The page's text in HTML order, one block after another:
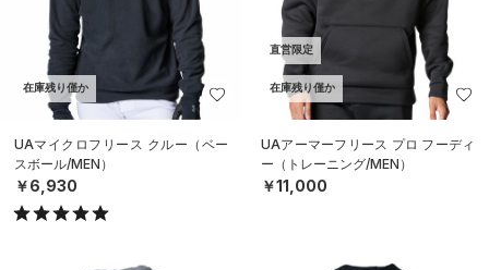
在庫残り僅か
UAマイクロフリース クルー（ベー
スボール/MEN）
￥6,930
直営限定
在庫残り僅か
UAアーマーフリース プロ フーディ
ー（トレーニング/MEN）
￥11,000